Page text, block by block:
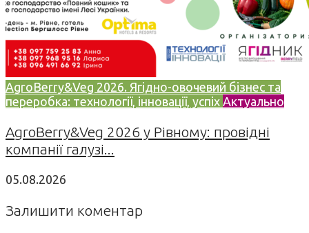
AgroBerry&Veg 2026. Ягідно-овочевий бізнес та
переробка: технології, інновації, успіх Актуально
AgroBerry&Veg 2026 у Рівному: провідні
компанії галузі...
05.08.2026
Залишити коментар